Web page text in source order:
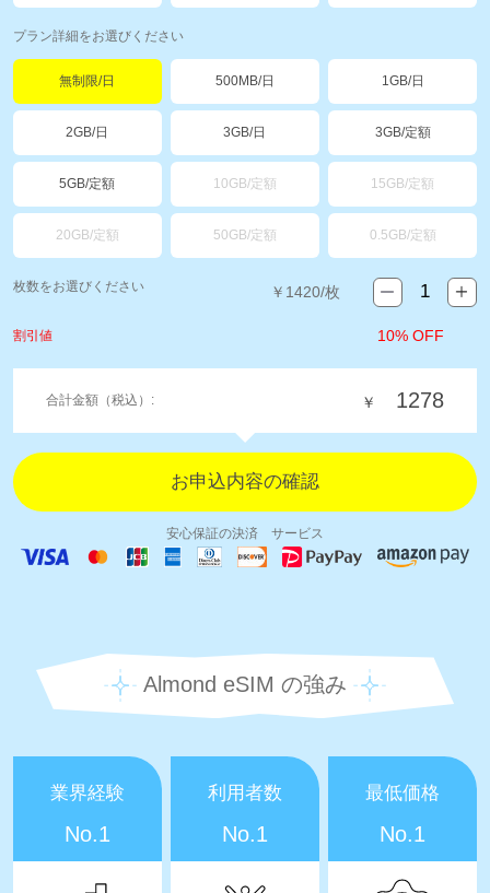
プラン詳細をお選びください
無制限/日 500MB/日 1GB/日
2GB/日 3GB/日 3GB/定額
5GB/定額 10GB/定額 15GB/定額
20GB/定額 50GB/定額 0.5GB/定額
枚数をお選びください ￥ 1420/枚
割引値 10% OFF
合計金額（税込）: ￥ 1278
安心保証の決済 サービス
Almond eSIM の強み
業界経験
No.1
利用者数
No.1
最低価格
No.1